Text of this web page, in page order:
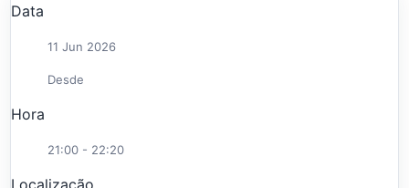
Data
11 Jun 2026
Desde
Hora
21:00 - 22:20
Localização